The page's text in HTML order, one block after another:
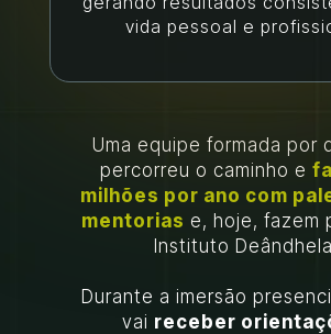
vida pessoal e
Uma equipe formada por
percorreu o caminho e
milhões por ano com
mentorias e, hoje, fazem
Instituto
Durante a imersão
vai receber